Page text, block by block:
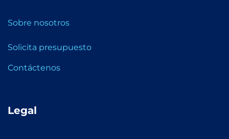
Sobre nosotros
Solicita presupuesto
Contáctenos
Legal